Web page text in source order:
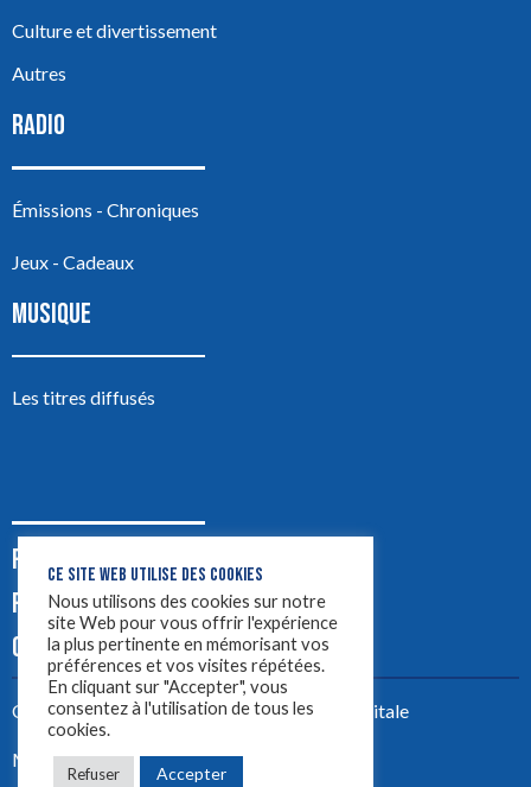
Culture et divertissement
Autres
RADIO
Émissions - Chroniques
Jeux - Cadeaux
MUSIQUE
Les titres diffusés
PODCASTS
PUB
CONTACT
Créez votre site avecYellowtie – Agence Digitale
Mentions légales
CE SITE WEB UTILISE DES COOKIES
Nous utilisons des cookies sur notre
site Web pour vous offrir l'expérience
la plus pertinente en mémorisant vos
préférences et vos visites répétées.
En cliquant sur "Accepter", vous
consentez à l'utilisation de tous les
cookies.
Refuser Accepter